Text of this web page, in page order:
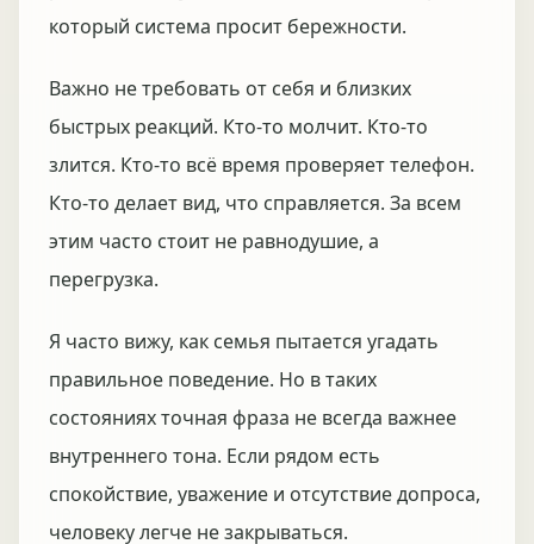
который система просит бережности.
Важно не требовать от себя и близких
быстрых реакций. Кто-то молчит. Кто-то
злится. Кто-то всё время проверяет телефон.
Кто-то делает вид, что справляется. За всем
этим часто стоит не равнодушие, а
перегрузка.
Я часто вижу, как семья пытается угадать
правильное поведение. Но в таких
состояниях точная фраза не всегда важнее
внутреннего тона. Если рядом есть
спокойствие, уважение и отсутствие допроса,
человеку легче не закрываться.